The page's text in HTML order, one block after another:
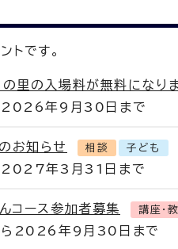
トです。
の里の入場料が無料になり
年9月30日まで
お知らせ 相談 子ども
年3月31日まで
コース参加者募集 講座・
2026年9月30日まで